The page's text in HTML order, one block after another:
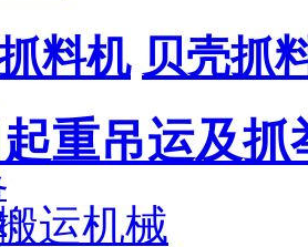
料机 贝壳抓
重吊运及抓
运机械